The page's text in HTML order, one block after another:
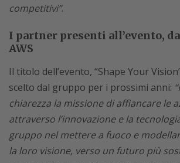
competitivi”.
I partner presenti all’evento,
AWS
Il titolo dell’evento, “Shape Your
scelto dal gruppo per i prossimi anni:
chiarezza la missione di affiancare le
attraverso l’innovazione e la
gruppo nel mettere a fuoco e
la loro visione, verso un futuro più